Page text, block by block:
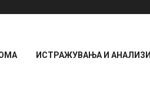
ИСТРАЖУВАЊА И АНАЛИЗИ